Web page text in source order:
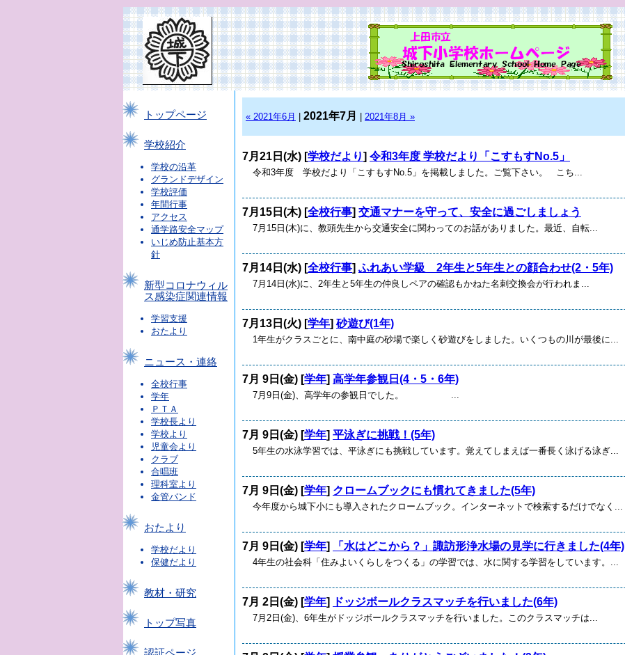
トップページ
学校紹介
学校の沿革
グランドデザイン
学校評価
年間行事
アクセス
通学路安全マップ
いじめ防止基本方
針
新型コロナウィル
ス感染症関連情報
学習支援
おたより
ニュース・連絡
全校行事
学年
ＰＴＡ
学校長より
学校より
児童会より
クラブ
合唱班
理科室より
金管バンド
おたより
学校だより
保健だより
教材・研究
トップ写真
« 2021年6月 2021年7月 2021年8月 »
7月21日(水) [学校だより] 令和3年度 学校だより「こすもすNo.5」
令和3年度 学校だより「こすもすNo.5」を掲載しました。ご覧下さい。 こち...
7月15日(木) [全校行事] 交通マナーを守って、安全に過ごしましょう
7月15日(木)に、教頭先生から交通安全に関わってのお話がありました。最近、自転...
7月14日(水) [全校行事] ふれあい学級 2年生と5年生との顔合わせ(2・5年)
7月14日(水)に、2年生と5年生の仲良しペアの確認もかねた名刺交換会が行われま...
7月13日(火) [学年] 砂遊び(1年)
1年生がクラスごとに、南中庭の砂場で楽しく砂遊びをしました。いくつもの川が最後に...
7月 9日(金) [学年] 高学年参観日(4・5・6年)
7月9日(金)、高学年の参観日でした。 ...
7月 9日(金) [学年] 平泳ぎに挑戦！(5年)
5年生の水泳学習では、平泳ぎにも挑戦しています。覚えてしまえば一番長く泳げる泳ぎ...
7月 9日(金) [学年] クロームブックにも慣れてきました(5年)
今年度から城下小にも導入されたクロームブック。インターネットで検索するだけでなく...
7月 9日(金) [学年] 「水はどこから？」諏訪形浄水場の見学に行きました(4年)
4年生の社会科「住みよいくらしをつくる」の学習では、水に関する学習をしています。...
7月 2日(金) [学年] ドッジボールクラスマッチを行いました(6年)
7月2日(金)、6年生がドッジボールクラスマッチを行いました。このクラスマッチは...